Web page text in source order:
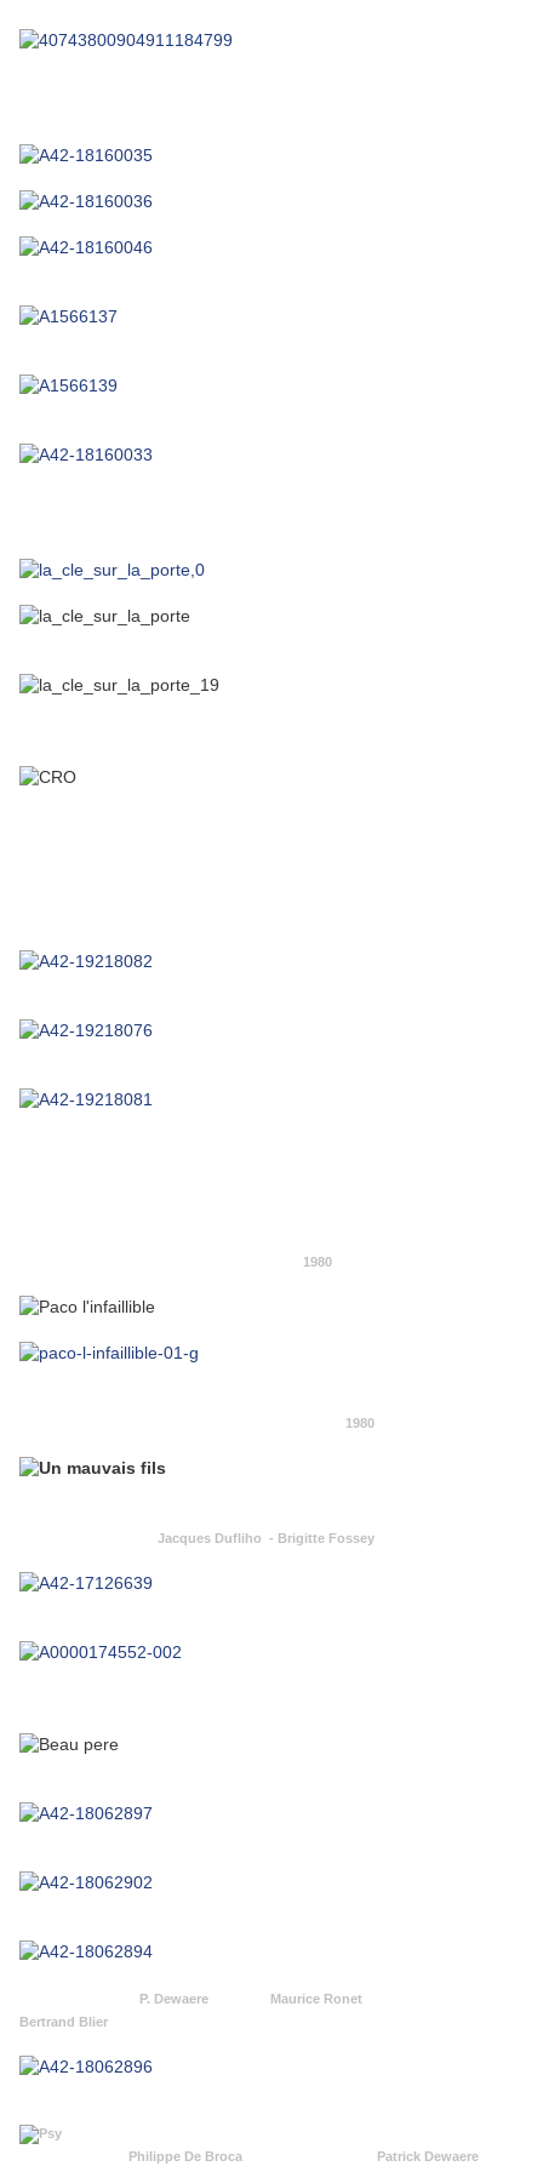
1980
1980
Jacques Dufliho - Brigitte Fossey
P. Dewaere Maurice Ronet
Bertrand Blier
Philippe De Broca Patrick Dewaere